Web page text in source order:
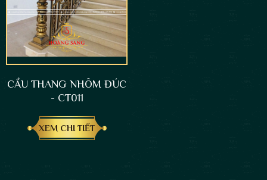
CẦU THANG NHÔM ĐÚC
- CT011
XEM CHI TIẾT